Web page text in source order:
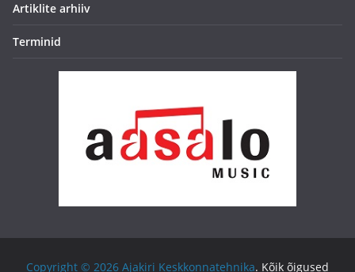
Artiklite arhiiv
Terminid
Copyright © 2026 Ajakiri Keskkonnatehnika. Kõik õigused